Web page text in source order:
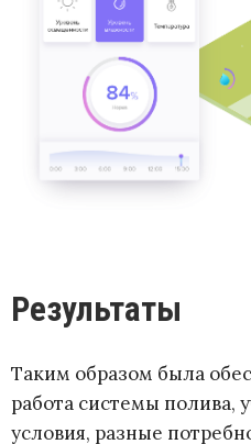
Результаты
Таким образом была
работа системы полива,
условия, разные